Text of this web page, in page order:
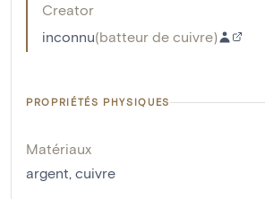
Creator
inconnu(batteur de cuivre)
PROPRIÉTÉS PHYSIQUES
Matériaux
argent, cuivre